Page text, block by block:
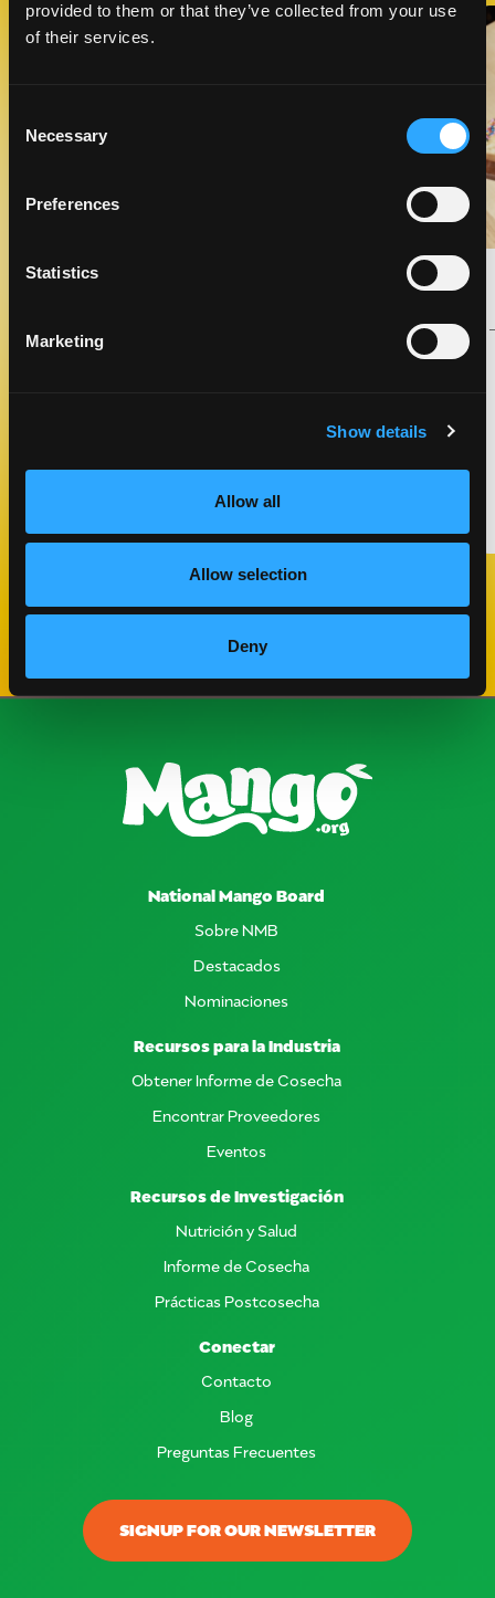
provided to them or that they’ve collected from your use
of their services.
Selection
Necessary
Preferences
Statistics
Marketing
Show details
Allow all
Allow selection
Deny
Like This Recipe
SERVICIO SUAVE DE MANGO
HAZLO
SIGNUP FOR OUR NEWSLETTER
National Mango Board
Sobre NMB
Destacados
Nominaciones
Recursos para la Industria
Obtener Informe de Cosecha
Encontrar Proveedores
Eventos
Recursos de Investigación
Nutrición y Salud
Informe de Cosecha
Prácticas Postcosecha
Conectar
Contacto
Blog
Preguntas Frecuentes